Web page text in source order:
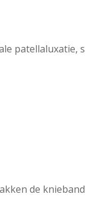
patellaluxatie,
de